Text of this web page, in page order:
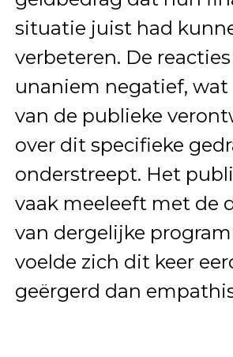
situatie juist had
verbeteren. De
unaniem negatief,
van de publieke
over dit specifieke
onderstreept. Het
vaak meeleeft met de
van dergelijke
voelde zich dit keer
geërgerd dan